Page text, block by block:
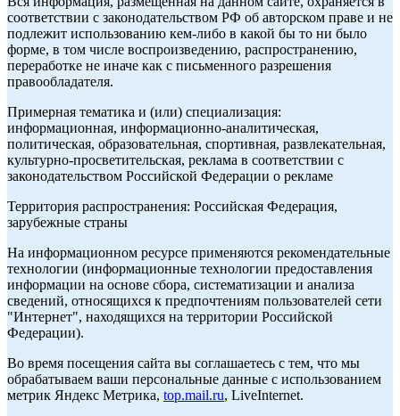
соответствии с законодательством РФ об авторском праве и не
подлежит использованию кем-либо в какой бы то ни было
форме, в том числе воспроизведению, распространению,
переработке не иначе как с письменного разрешения
правообладателя.
Примерная тематика и (или) специализация:
информационная, информационно-аналитическая,
политическая, образовательная, спортивная, развлекательная,
культурно-просветительская, реклама в соответствии с
законодательством Российской Федерации о рекламе
Территория распространения: Российская Федерация,
зарубежные страны
На информационном ресурсе применяются рекомендательные
технологии (информационные технологии предоставления
информации на основе сбора, систематизации и анализа
сведений, относящихся к предпочтениям пользователей сети
"Интернет", находящихся на территории Российской
Федерации).
Во время посещения сайта вы соглашаетесь с тем, что мы
обрабатываем ваши персональные данные с использованием
метрик Яндекс Метрика, top.mail.ru, LiveInternet.